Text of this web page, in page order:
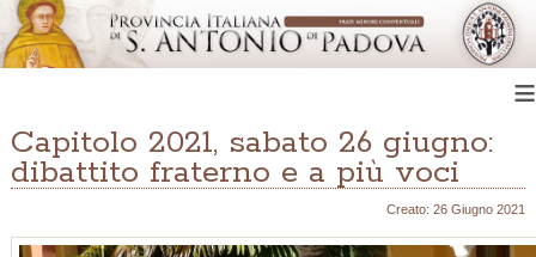
≡
Capitolo 2021, sabato 26 giugno:
dibattito fraterno e a più voci
Creato: 26 Giugno 2021